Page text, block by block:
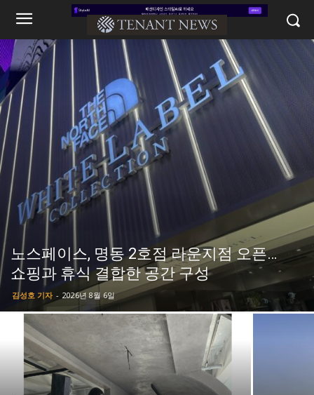
노스페이스, 명동 2호점 라운지점 오픈…
쇼핑과 휴식 결합한 공간 구성
김성호 기자 - 2026년 8월 6일